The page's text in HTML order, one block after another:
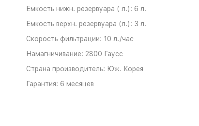
Емкость нижн. резервуара ( л.): 6 л.
Емкость верхн. резервуара (л.): 3 л.
Скорость фильтрации: 10 л./час
Намагничивание: 2800 Гаусс
Страна производитель: Юж. Корея
Гарантия: 6 месяцев